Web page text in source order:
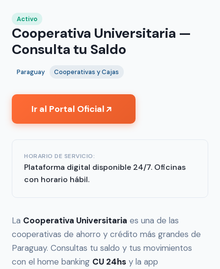
Activo
Cooperativa Universitaria —
Consulta tu Saldo
Paraguay Cooperativas y Cajas
Ir al Portal Oficial↗
HORARIO DE SERVICIO:
Plataforma digital disponible 24/7. Oficinas
con horario hábil.
La Cooperativa Universitaria es una de las
cooperativas de ahorro y crédito más grandes de
Paraguay. Consultas tu saldo y tus movimientos
con el home banking CU 24hs y la app